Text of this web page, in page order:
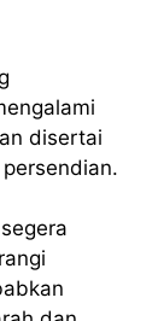
disertai